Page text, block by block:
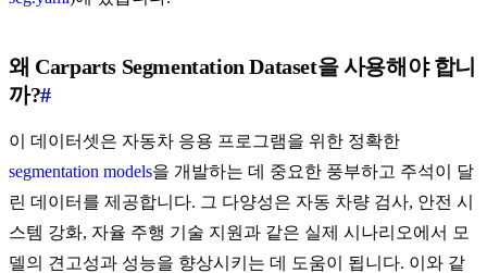
왜 Carparts Segmentation Dataset을 사용해야 합니
까?#
이 데이터셋은 자동차 응용 프로그램을 위한 정확한
segmentation models을 개발하는 데 중요한 풍부하고 주석이 달
린 데이터를 제공합니다. 그 다양성은 자동 차량 검사, 안전 시
스템 강화, 자율 주행 기술 지원과 같은 실제 시나리오에서 모
델의 견고성과 성능을 향상시키는 데 도움이 됩니다. 이와 같